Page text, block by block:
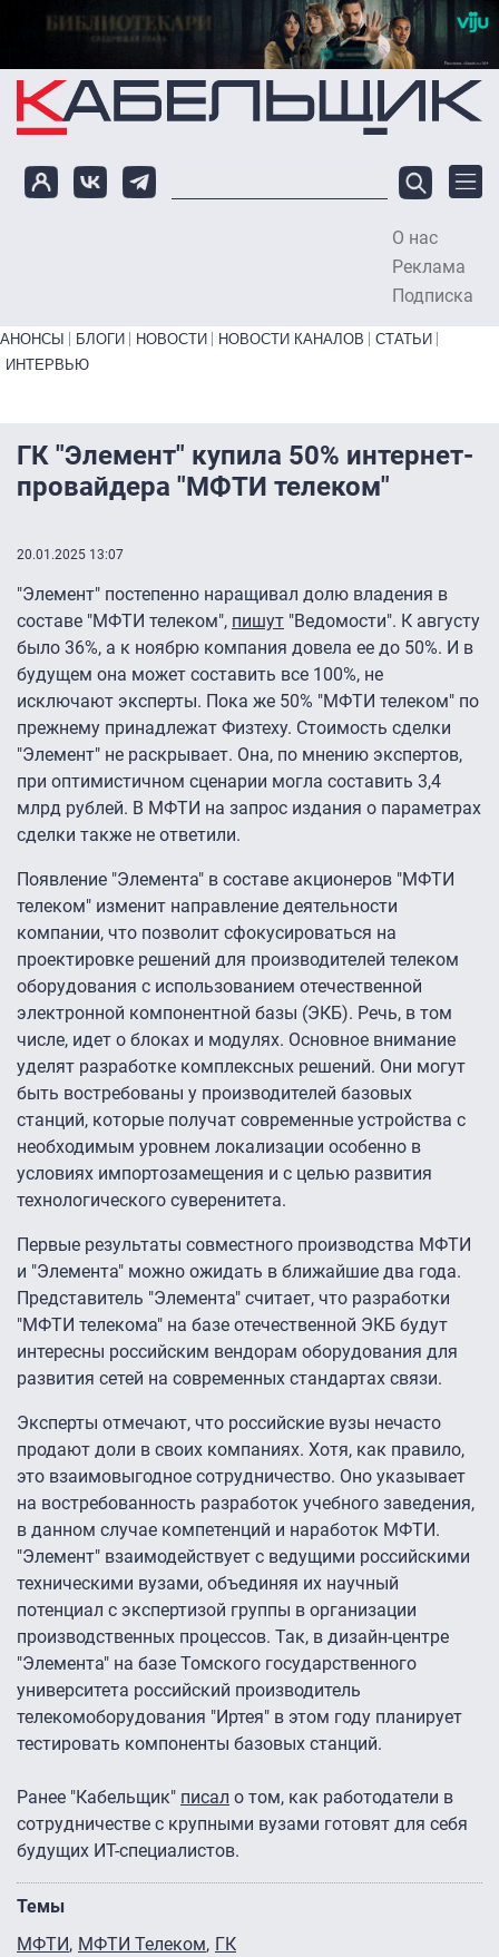
Перейти к основному содержанию
О нас
Реклама
Подписка
Primary links bottom
АНОНСЫ БЛОГИ НОВОСТИ НОВОСТИ КАНАЛОВ
СТАТЬИ
ИНТЕРВЬЮ
ГК "Элемент" купила 50% интернет-
провайдера "МФТИ телеком"
20.01.2025 13:07
"Элемент" постепенно наращивал долю владения в
составе "МФТИ телеком", пишут "Ведомости". К августу
было 36%, а к ноябрю компания довела ее до 50%. И в
будущем она может составить все 100%, не
исключают эксперты. Пока же 50% "МФТИ телеком" по
прежнему принадлежат Физтеху. Стоимость сделки
"Элемент" не раскрывает. Она, по мнению экспертов,
при оптимистичном сценарии могла составить 3,4
млрд рублей. В МФТИ на запрос издания о параметрах
сделки также не ответили.
Появление "Элемента" в составе акционеров "МФТИ
телеком" изменит направление деятельности
компании, что позволит сфокусироваться на
проектировке решений для производителей телеком
оборудования с использованием отечественной
электронной компонентной базы (ЭКБ). Речь, в том
числе, идет о блоках и модулях. Основное внимание
уделят разработке комплексных решений. Они могут
быть востребованы у производителей базовых
станций, которые получат современные устройства с
необходимым уровнем локализации особенно в
условиях импортозамещения и с целью развития
технологического суверенитета.
Первые результаты совместного производства МФТИ
и "Элемента" можно ожидать в ближайшие два года.
Представитель "Элемента" считает, что разработки
"МФТИ телекома" на базе отечественной ЭКБ будут
интересны российским вендорам оборудования для
развития сетей на современных стандартах связи.
Эксперты отмечают, что российские вузы нечасто
продают доли в своих компаниях. Хотя, как правило,
это взаимовыгодное сотрудничество. Оно указывает
на востребованность разработок учебного заведения,
в данном случае компетенций и наработок МФТИ.
"Элемент" взаимодействует с ведущими российскими
техническими вузами, объединяя их научный
потенциал с экспертизой группы в организации
производственных процессов. Так, в дизайн-центре
"Элемента" на базе Томского государственного
университета российский производитель
телекомоборудования "Иртея" в этом году планирует
тестировать компоненты базовых станций.
Ранее "Кабельщик" писал о том, как работодатели в
сотрудничестве с крупными вузами готовят для себя
будущих ИТ-специалистов.
Темы
МФТИ
МФТИ Телеком ГК